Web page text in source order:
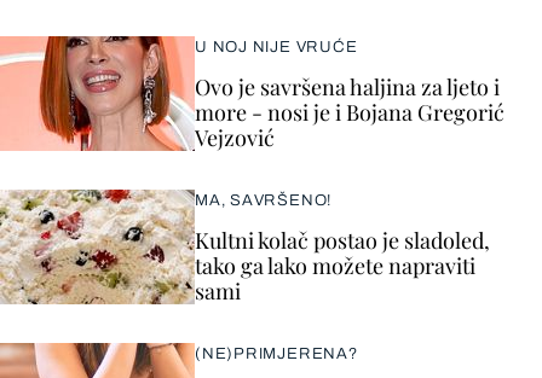
U NOJ NIJE VRUĆE
Ovo je savršena haljina za ljeto i
more - nosi je i Bojana Gregorić
Vejzović
MA, SAVRŠENO!
Kultni kolač postao je sladoled,
tako ga lako možete napraviti
sami
(NE)PRIMJERENA?